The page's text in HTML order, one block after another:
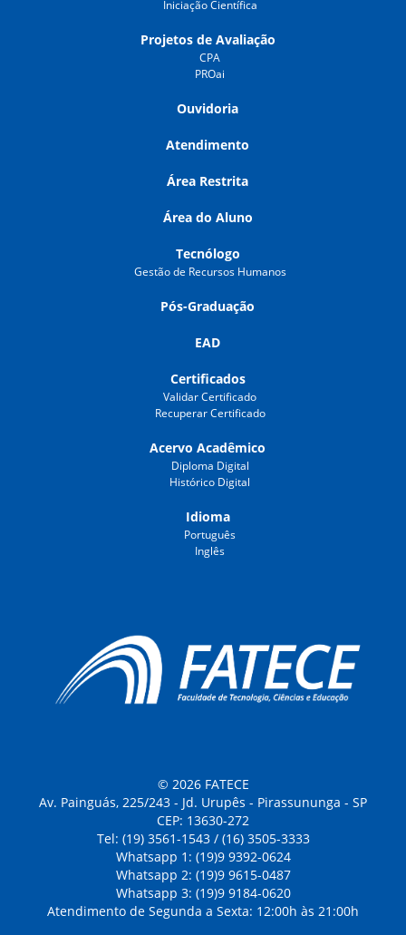
Iniciação Científica
Projetos de Avaliação
CPA
PROai
Ouvidoria
Atendimento
Área Restrita
Área do Aluno
Tecnólogo
Gestão de Recursos Humanos
Pós-Graduação
EAD
Certificados
Validar Certificado
Recuperar Certificado
Acervo Acadêmico
Diploma Digital
Histórico Digital
Idioma
Português
Inglês
© 2026 FATECE
Av. Painguás, 225/243 - Jd. Urupês - Pirassununga - SP
CEP: 13630-272
Tel: (19) 3561-1543 / (16) 3505-3333
Whatsapp 1: (19)9 9392-0624
Whatsapp 2: (19)9 9615-0487
Whatsapp 3: (19)9 9184-0620
Atendimento de Segunda a Sexta: 12:00h às 21:00h